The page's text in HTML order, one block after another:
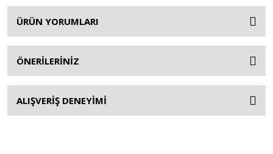
ÜRÜN YORUMLARI
ÖNERİLERİNİZ
ALIŞVERİŞ DENEYİMİ